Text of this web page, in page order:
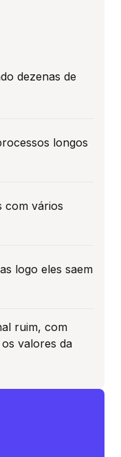
dezenas de
longos
com vários
logo eles saem
ruim, com
valores da